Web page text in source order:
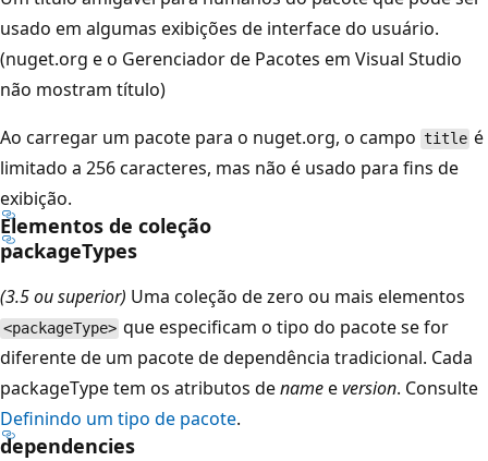
usado em algumas exibições de interface do usuário.
(nuget.org e o Gerenciador de Pacotes em Visual Studio
não mostram título)
Ao carregar um pacote para o nuget.org, o campo title é
limitado a 256 caracteres, mas não é usado para fins de
exibição.
Elementos de coleção
packageTypes
(3.5 ou superior) Uma coleção de zero ou mais elementos
<packageType> que especificam o tipo do pacote se for
diferente de um pacote de dependência tradicional. Cada
packageType tem os atributos denameeversion. Consulte
Definindo um tipo de pacote.
dependencies